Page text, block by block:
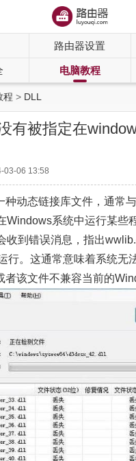
路由器设置
电脑教程
程 DLL
有被指定在
03-06 13:58
种动态链接库文件，通常
Windows系统中运行某些
收到错误消息，指出
行。这通常意味着系统无
者该文件不兼容当前的